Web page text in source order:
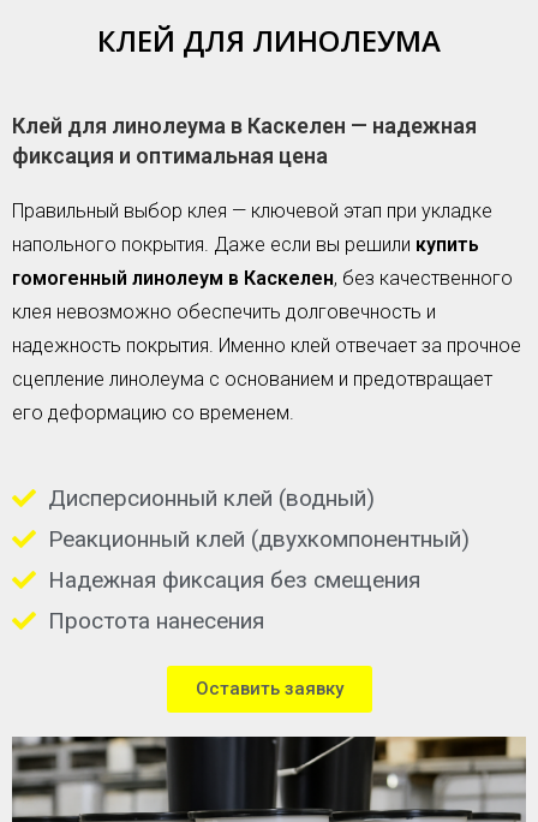
КЛЕЙ ДЛЯ ЛИНОЛЕУМА
Клей для линолеума в Каскелен — надежная
фиксация и оптимальная цена
Правильный выбор клея — ключевой этап при укладке
напольного покрытия. Даже если вы решили купить
гомогенный линолеум в Каскелен, без качественного
клея невозможно обеспечить долговечность и
надежность покрытия. Именно клей отвечает за прочное
сцепление линолеума с основанием и предотвращает
его деформацию со временем.
Дисперсионный клей (водный)
Реакционный клей (двухкомпонентный)
Надежная фиксация без смещения
Простота нанесения
Оставить заявку